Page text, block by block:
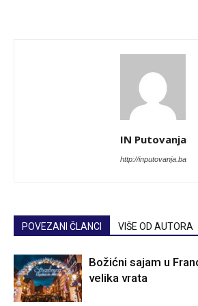
IN Putovanja
http://inputovanja.ba
POVEZANI ČLANCI VIŠE OD AUTORA
Božićni sajam u
velika vrata